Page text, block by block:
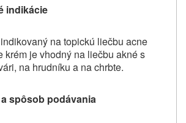
indikácie
na topickú liečbu acne
krém je vhodný na liečbu akné s
na hrudníku a na chrbte.
spôsob podávania